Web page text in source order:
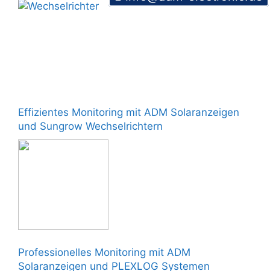
Effizientes Monitoring mit ADM Solaranzeigen
und Sungrow Wechselrichtern
Professionelles Monitoring mit ADM
Solaranzeigen und PLEXLOG Systemen